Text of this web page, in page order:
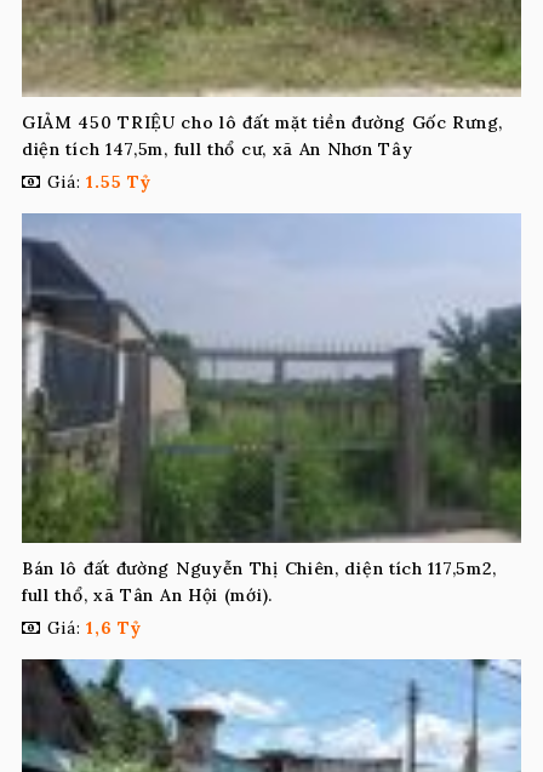
GIẢM 450 TRIỆU cho lô đất mặt tiền đường Gốc Rưng,
diện tích 147,5m, full thổ cư, xã An Nhơn Tây
Giá: 1.55 Tỷ
Bán lô đất đường Nguyễn Thị Chiên, diện tích 117,5m2,
full thổ, xã Tân An Hội (mới).
Giá: 1,6 Tỷ